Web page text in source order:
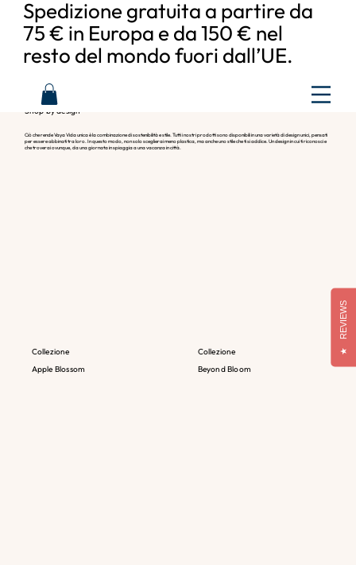
Spedizione gratuita a partire da
75 € in Europa e da 150 € nel
resto del mondo fuori dall’UE.
Collezione
Apple Blossom
Collezione
Beyond Bloom
Shop by design
Ciò che rende Vaya Vida unica è la combinazione di sostenibilità e stile. Tutti i nostri prodotti sono disponibili in una varietà di design unici, pensati
per essere abbinati tra loro. In questo modo, non solo sceglierai meno plastica, ma anche uno stile che ti si addice. Un design in cui ti riconosci e
che troverai ovunque, da una giornata in spiaggia a una vacanza in città.
★
REVIEWS